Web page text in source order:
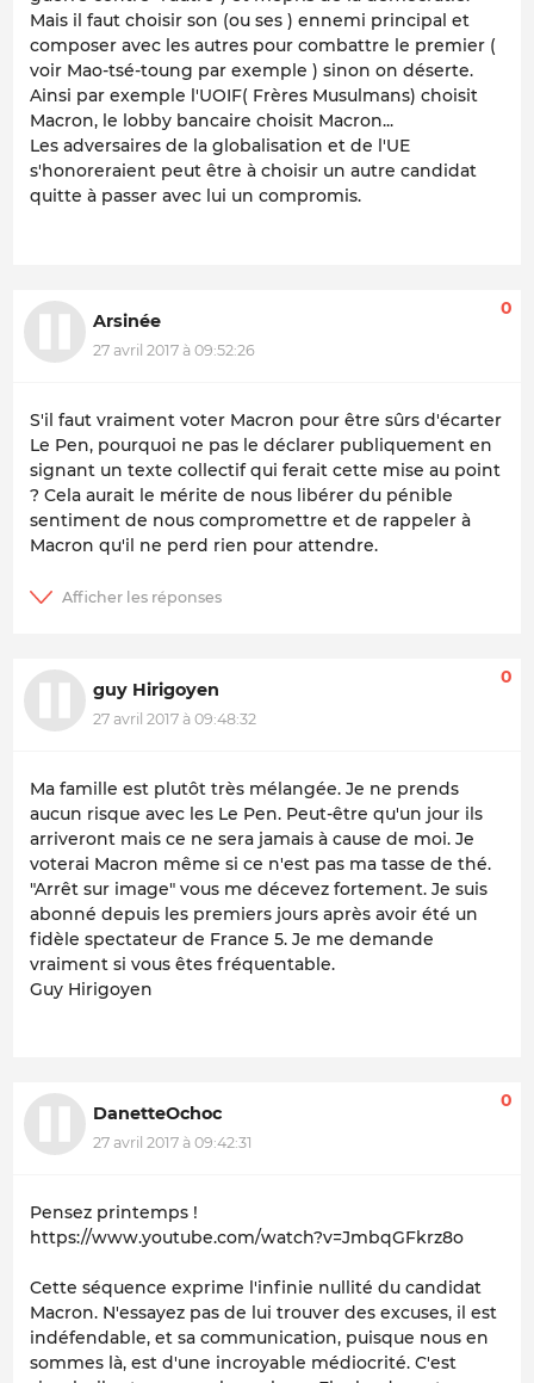
Mais il faut choisir son (ou ses ) ennemi principal et
composer avec les autres pour combattre le premier (
voir Mao-tsé-toung par exemple ) sinon on déserte.
Ainsi par exemple l'UOIF( Frères Musulmans) choisit
Macron, le lobby bancaire choisit Macron...
Les adversaires de la globalisation et de l'UE
s'honoreraient peut être à choisir un autre candidat
quitte à passer avec lui un compromis.
Arsinée
27 avril 2017 à 09:52:26
0
S'il faut vraiment voter Macron pour être sûrs d'écarter
Le Pen, pourquoi ne pas le déclarer publiquement en
signant un texte collectif qui ferait cette mise au point
? Cela aurait le mérite de nous libérer du pénible
sentiment de nous compromettre et de rappeler à
Macron qu'il ne perd rien pour attendre.
guy Hirigoyen
27 avril 2017 à 09:48:32
0
Ma famille est plutôt très mélangée. Je ne prends
aucun risque avec les Le Pen. Peut-être qu'un jour ils
arriveront mais ce ne sera jamais à cause de moi. Je
voterai Macron même si ce n'est pas ma tasse de thé.
"Arrêt sur image" vous me décevez fortement. Je suis
abonné depuis les premiers jours après avoir été un
fidèle spectateur de France 5. Je me demande
vraiment si vous êtes fréquentable.
Guy Hirigoyen
DanetteOchoc
27 avril 2017 à 09:42:31
0
Pensez printemps !
https://www.youtube.com/watch?v=JmbqGFkrz8o
Cette séquence exprime l'infinie nullité du candidat
Macron. N'essayez pas de lui trouver des excuses, il est
indéfendable, et sa communication, puisque nous en
sommes là, est d'une incroyable médiocrité. C'est